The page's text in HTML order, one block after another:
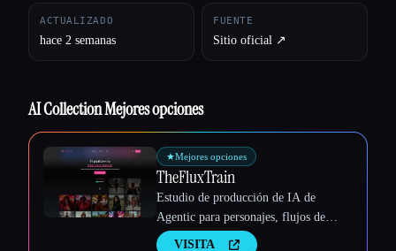
ACTUALIZADO
hace 2 semanas
FUENTE
Sitio oficial ↗︎
AI Collection Mejores opciones
★Mejores opciones
TheFluxTrain
Estudio de producción de IA de
Agentic para personajes, flujos de
trabajo y vídeos coherentes
VISITA